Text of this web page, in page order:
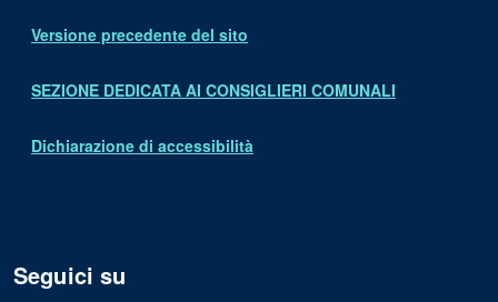
Versione precedente del sito
SEZIONE DEDICATA AI CONSIGLIERI COMUNALI
Dichiarazione di accessibilità
Seguici su